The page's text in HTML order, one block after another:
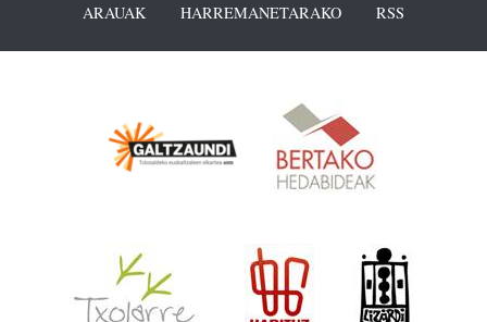
ARAUAK
HARREMANETARAKO RSS